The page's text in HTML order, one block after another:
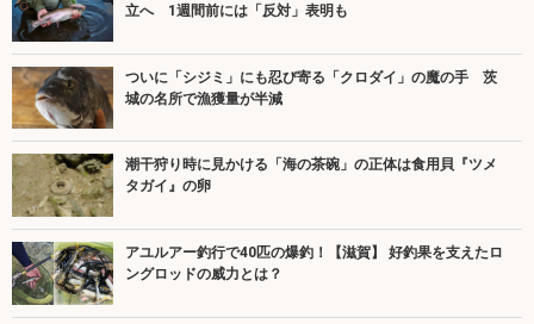
立へ 1週間前には「反対」表明も
ついに「シジミ」にも忍び寄る「クロダイ」の魔の手 茨
城の名所で漁獲量が半減
潮干狩り時に見かける「海の茶碗」の正体は食用貝『ツメ
タガイ』の卵
アユルアー釣行で40匹の爆釣！【滋賀】 好釣果を支えたロ
ングロッドの威力とは？